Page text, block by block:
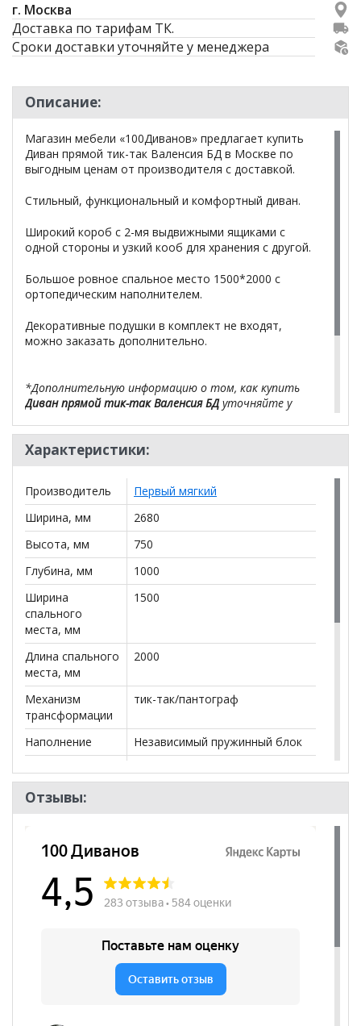
г. Москва
Доставка по тарифам ТК.
Сроки доставки уточняйте у менеджера
Описание:
Магазин мебели «100Диванов» предлагает купить
Диван прямой тик-так Валенсия БД в Москве по
выгодным ценам от производителя с доставкой.
Стильный, функциональный и комфортный диван.
Широкий короб с 2-мя выдвижными ящиками с
одной стороны и узкий кооб для хранения с другой.
Большое ровное спальное место 1500*2000 с
ортопедическим наполнителем.
Декоративные подушки в комплект не входят,
можно заказать дополнительно.
*Дополнительную информацию о том, как купить
Диван прямой тик-так Валенсия БДуточняйте у
**Цены на официальном сайте
действительны только для интернет-магазинаи
могут отличаться от цен в розничных магазинах-
салонах сети!
Характеристики:
Производитель
Первый мягкий
Ширина, мм
2680
Высота, мм
750
Глубина, мм
1000
Ширина
спального
места, мм
1500
Длина спального
места, мм
2000
Механизм
трансформации
тик-так/пантограф
Наполнение
Независимый пружинный блок
мест
Наличие короба
да
Наличие
подлокотников
Декоративные
нет
Первый мягкий
Лофт, Современный
Отзывы: